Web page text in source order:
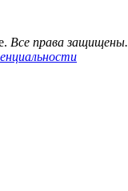
Все права защищены.